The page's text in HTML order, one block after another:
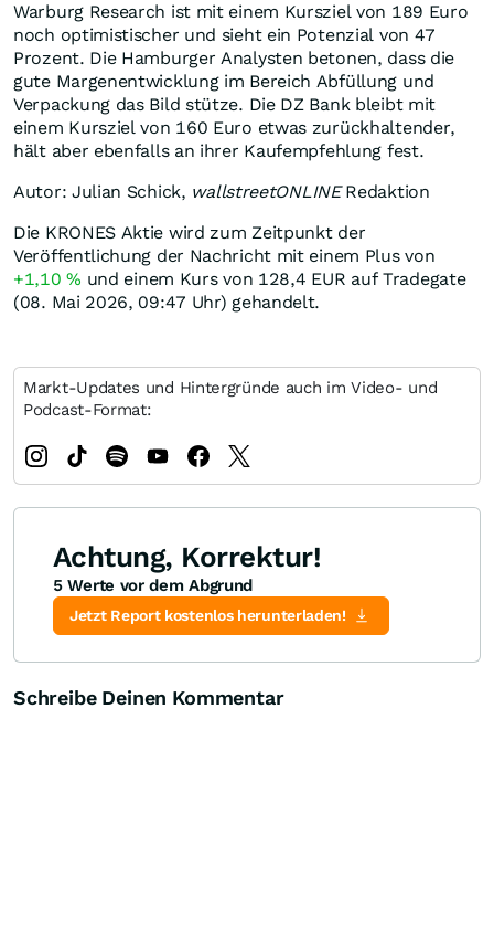
Warburg Research ist mit einem Kursziel von 189 Euro
noch optimistischer und sieht ein Potenzial von 47
Prozent. Die Hamburger Analysten betonen, dass die
gute Margenentwicklung im Bereich Abfüllung und
Verpackung das Bild stütze. Die DZ Bank bleibt mit
einem Kursziel von 160 Euro etwas zurückhaltender,
hält aber ebenfalls an ihrer Kaufempfehlung fest.
Autor: Julian Schick, wallstreetONLINERedaktion
Die KRONES Aktie wird zum Zeitpunkt der
Veröffentlichung der Nachricht mit einem Plus von
+1,10% und einem Kurs von 128,4 EUR auf Tradegate
(08. Mai 2026, 09:47 Uhr) gehandelt.
Markt-Updates und Hintergründe auch im Video- und
Podcast-Format:
Achtung, Korrektur!
5 Werte vor dem Abgrund
Jetzt Report kostenlos herunterladen!
Schreibe Deinen Kommentar